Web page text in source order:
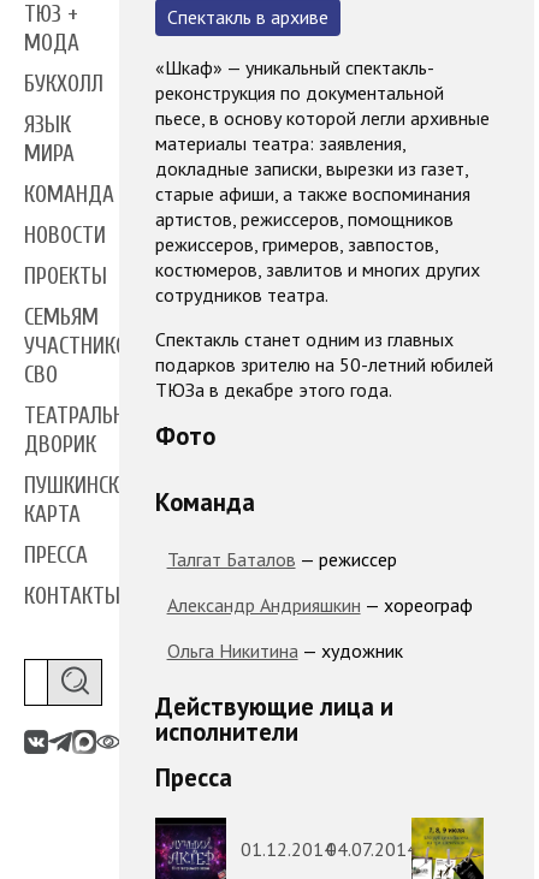
ТЮЗ +
МОДА
БУКХОЛЛ
ЯЗЫК
МИРА
КОМАНДА
НОВОСТИ
ПРОЕКТЫ
СЕМЬЯМ
УЧАСТНИКОВ
СВО
ТЕАТРАЛЬНЫЙ
ДВОРИК
ПУШКИНСКАЯ
КАРТА
ПРЕССА
КОНТАКТЫ
Спектакль в архиве
«Шкаф» — уникальный спектакль-
реконструкция по документальной
пьесе, в основу которой легли архивные
материалы театра: заявления,
докладные записки, вырезки из газет,
старые афиши, а также воспоминания
артистов, режиссеров, помощников
режиссеров, гримеров, завпостов,
костюмеров, завлитов и многих других
сотрудников театра.
Спектакль станет одним из главных
подарков зрителю на 50-летний юбилей
ТЮЗа в декабре этого года.
Фото
Команда
Талгат Баталов — режиссер
Александр Андрияшкин — хореограф
Ольга Никитина — художник
Действующие лица и
исполнители
Пресса
01.12.201404.07.2014